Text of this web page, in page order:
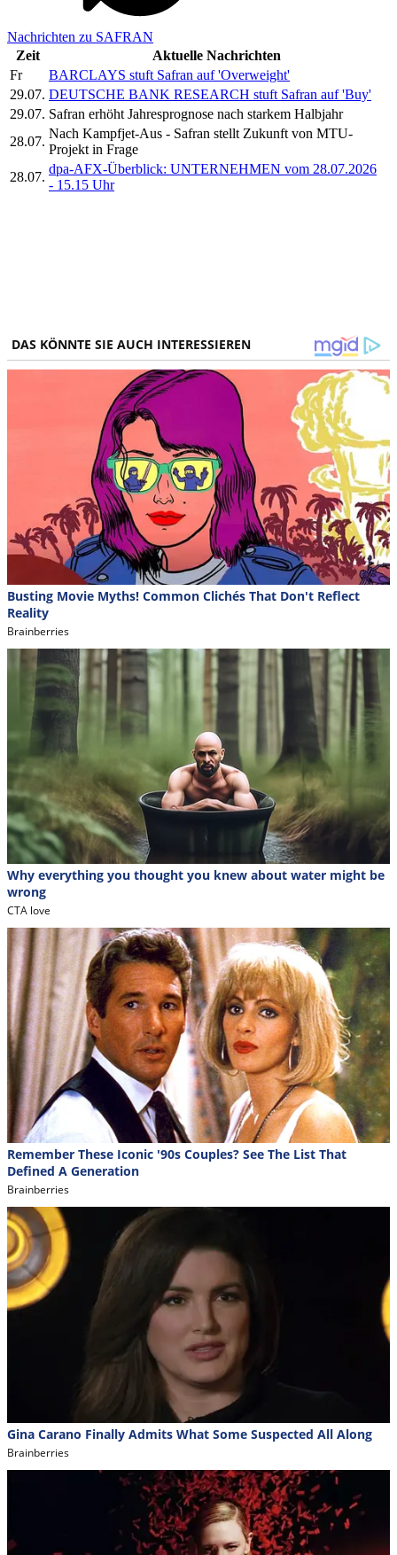
Nachrichten zu SAFRAN
Zeit
Aktuelle Nachrichten
Fr
BARCLAYS stuft Safran auf 'Overweight'
29.07. DEUTSCHE BANK RESEARCH stuft Safran auf 'Buy'
29.07. Safran erhöht Jahresprognose nach starkem Halbjahr
28.07.
Nach Kampfjet-Aus - Safran stellt Zukunft von MTU-
Projekt in Frage
28.07.
dpa-AFX-Überblick: UNTERNEHMEN vom 28.07.2026
- 15.15 Uhr